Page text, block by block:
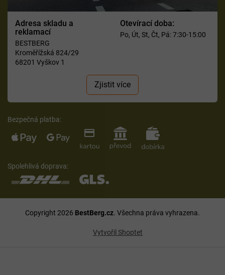
Adresa skladu a
reklamací
BESTBERG
Kroměřížská 824/29
68201 Vyškov 1
Otevírací doba:
Po, Út, St, Čt, Pá: 7:30-15:00
Zjistit více
Bezpečná platba:
Spolehlivá doprava:
Vytvořil Shoptet
Copyright 2026 BestBerg.cz. Všechna práva vyhrazena.